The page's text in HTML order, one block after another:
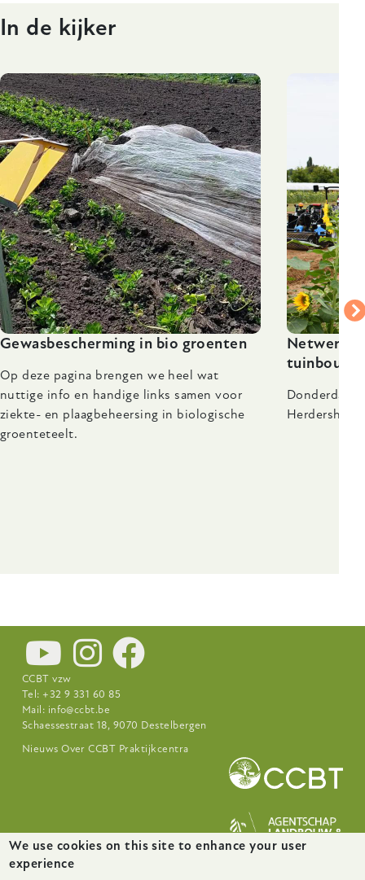
In de kijker
Gewasbescherming in bio groenten
Op deze pagina brengen we heel wat
nuttige info en handige links samen voor
ziekte- en plaagbeheersing in biologische
groenteteelt.
tuinbouw'
Donderdag
Herdershof,
CCBT vzw
Tel: +32 9 331 60 85
Mail: info@ccbt.be
Schaessestraat 18, 9070 Destelbergen
Footer-
Nieuws Over CCBT Praktijkcentra
We use cookies on this site to enhance your user
experience